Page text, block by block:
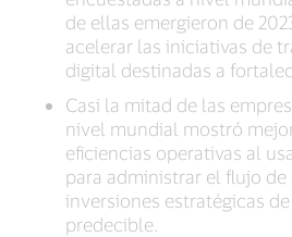
de ellas emergieron de
acelerar las iniciativas de
digital destinadas a
Casi la mitad de las
nivel mundial mostró
eficiencias operativas al
para administrar el flujo de
inversiones estratégicas
predecible.